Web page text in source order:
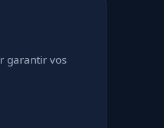
garantir vos